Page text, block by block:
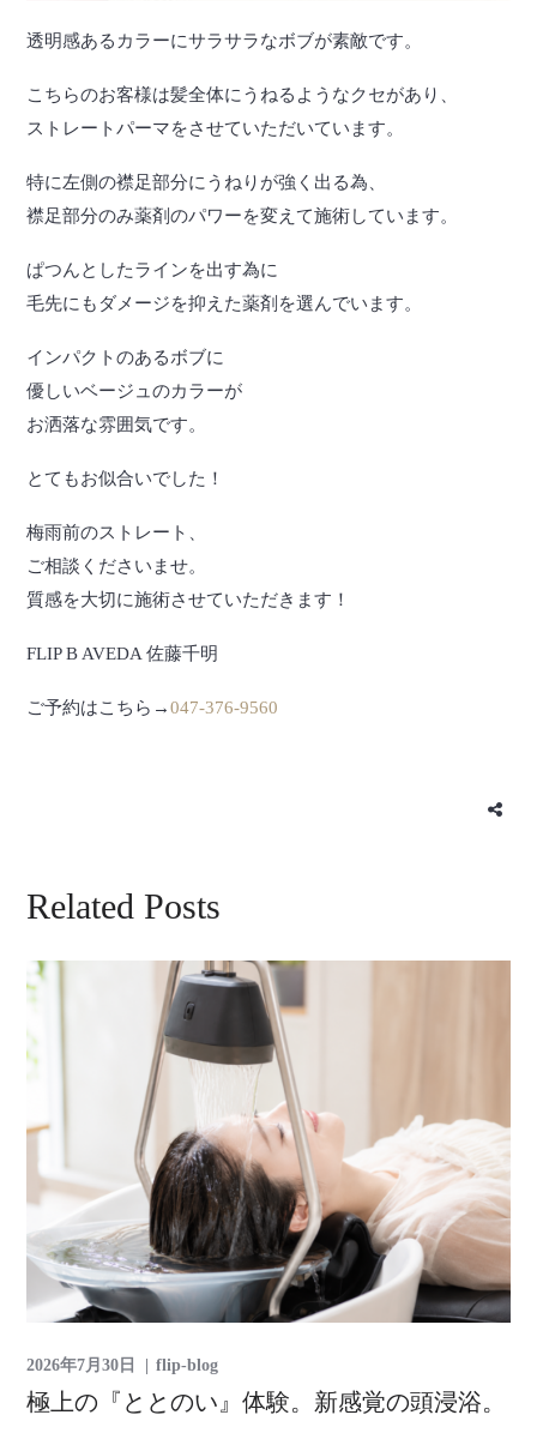
透明感あるカラーにサラサラなボブが素敵です。
こちらのお客様は髪全体にうねるようなクセがあり、
ストレートパーマをさせていただいています。
特に左側の襟足部分にうねりが強く出る為、
襟足部分のみ薬剤のパワーを変えて施術しています。
ぱつんとしたラインを出す為に
毛先にもダメージを抑えた薬剤を選んでいます。
インパクトのあるボブに
優しいベージュのカラーが
お洒落な雰囲気です。
とてもお似合いでした！
梅雨前のストレート、
ご相談くださいませ。
質感を大切に施術させていただきます！
FLIP B AVEDA 佐藤千明
ご予約はこちら→047-376-9560
Related Posts
2026年7月30日 flip-blog
極上の『ととのい』体験。新感覚の頭浸浴。